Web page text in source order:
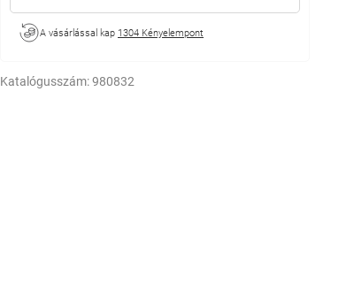
A vásárlással kap 1304 Kényelempont
Katalógusszám:980832